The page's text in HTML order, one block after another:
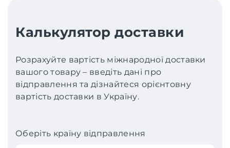
Калькулятор доставки
Розрахуйте вартість міжнародної доставки
вашого товару – введіть дані про
відправлення та дізнайтеся орієнтовну
вартість доставки в Україну.
Оберіть країну відправлення